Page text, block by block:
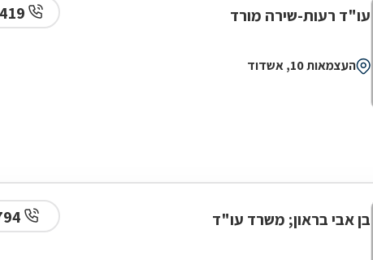
עו"ד רעות-שירה מורד
העצמאות 10, אשדוד
בן אבי בראון; משרד עו"ד